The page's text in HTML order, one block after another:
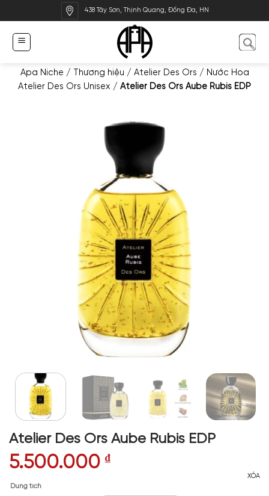
qua
dung
438 Tây Sơn, Thịnh Quang, Đống Đa, HN
Apa Niche / Thương hiệu / Atelier Des Ors / Nước Hoa
Atelier Des Ors Unisex / Atelier Des Ors Aube Rubis EDP
Atelier Des Ors Aube Rubis EDP
5.500.000 ₫
Dung tích
XÓA